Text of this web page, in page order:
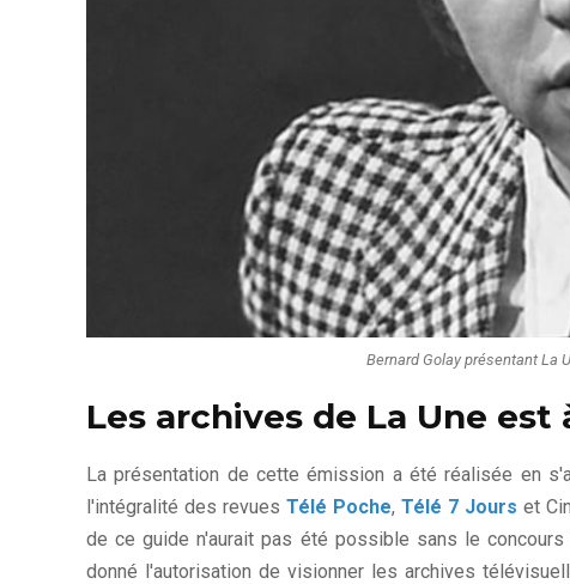
Bernard Golay présentant La
Les archives de La Une
La présentation de cette émission a été réalisée en
l'intégralité des revues Télé Poche, Télé 7 Jours et
de ce guide n'aurait pas été possible sans le
donné l'autorisation de visionner les archives